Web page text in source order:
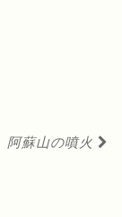
阿蘇山の噴火